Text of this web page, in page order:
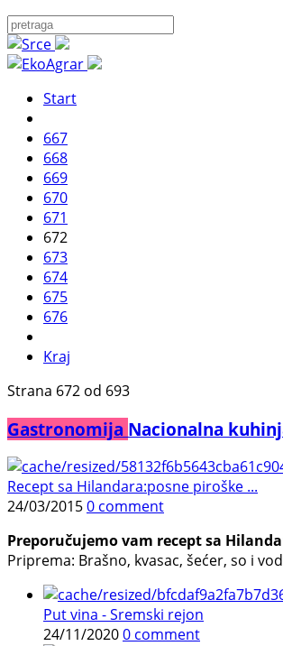
Start
667
668
669
670
671
672
673
674
675
676
Kraj
Strana 672 od 693
Gastronomija Nacionalna
Recept sa Hilandara:posne piroške ...
24/03/20150 comment
Preporučujemo vam recept sa
Priprema: Brašno, kvasac, šećer, so i
Put vina - Sremski rejon
24/11/20200 comment